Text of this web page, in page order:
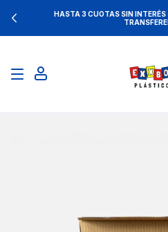
HASTA 3 CUOTAS SIN INTERÉS